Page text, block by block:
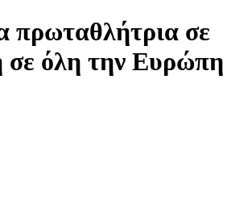
πρωταθλήτρια σε
σε όλη την Ευρώπη